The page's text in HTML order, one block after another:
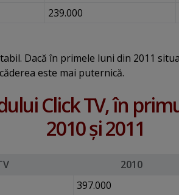
239.000
Dacă în primele luni din 2011
este mai puternică.
Click TV, în
2010 şi 2011
2010
397.000